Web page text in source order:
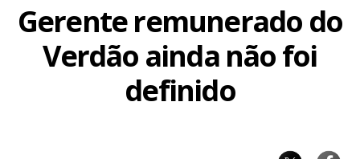
Gerente remunerado do
Verdão ainda não foi
definido